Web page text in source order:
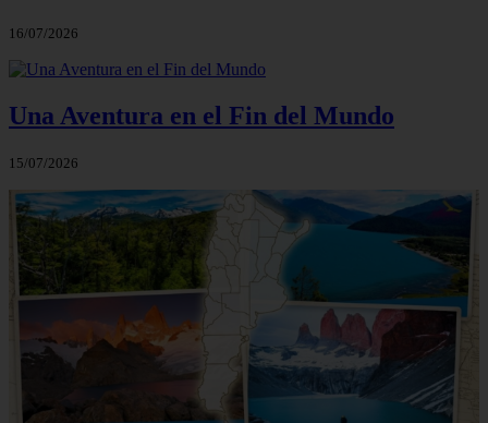
16/07/2026
Una Aventura en el Fin del Mundo
15/07/2026